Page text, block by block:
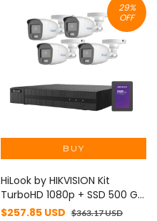
29%
OFF
HiLook by HIKVISION Kit
TurboHD 1080p + SSD 500 GB
/ DVR 4 Canales / 4
$257.85 USD $363.17 USD